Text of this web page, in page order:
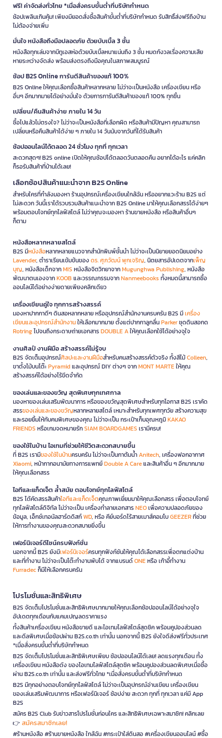
ฟรี! ค่าจัดส่งทั่วไทย *เมื่อสั่งครบขั้นต่ำที่บริษัทกำหนด
ช้อปเพลินเกินคุ้ม! เพียงมียอดสั่งซื้อสินค้าขั้นต่ำที่บริษัทกำหนด รับสิทธิ์ส่งฟรีถึงบ้าน
ไม่ต้องจ่ายเพิ่ม
มั่นใจ หนังสือถึงมือปลอดภัย ด้วยบับเบิ้ล 3 ชั้น
หนังสือทุกเล่มจากบีทูเอสห่อด้วยบับเบิ้ลหนาแน่นถึง 3 ชั้น หมดกังวลเรื่องความเสีย
หายระหว่างจัดส่ง พร้อมส่งตรงถึงมือคุณในสภาพสมบูรณ์
ช้อป B2S Online การันตีสินค้าของแท้ 100%
B2S Online ให้คุณเลือกซื้อสินค้าหลากหลาย ไม่ว่าจะเป็นหนังสือ เครื่องเขียน หรือ
อื่นๆ อีกมากมายได้อย่างมั่นใจ ด้วยการการันตีสินค้าของแท้ 100% ทุกชิ้น
เปลี่ยน/คืนสินค้าง่าย ภายใน 14 วัน
ซื้อไปแล้วไม่ตรงใจ? ไม่ว่าจะเป็นหนังสือที่เลือกผิด หรือสินค้ามีปัญหา คุณสามารถ
เปลี่ยนหรือคืนสินค้าได้ง่าย ๆ ภายใน 14 วันนับจากวันที่ได้รับสินค้า
ช้อปออนไลน์ได้ตลอด 24 ชั่วโมง ทุกที่ ทุกเวลา
สะดวกสุดๆ! B2S online เปิดให้คุณช้อปได้ตลอดวันตลอดคืน อยากได้อะไร แค่คลิก
ก็รอรับสินค้าที่บ้านได้เลย!
เลือกช้อปสินค้าแนะนำจาก B2S Online
สำหรับใครที่กำลังมองหา ร้านอุปกรณ์เครื่องเขียนใกล้ฉัน หรืออยากแวะร้าน B2S แต่
ไม่สะดวก วันนี้เราได้รวบรวมสินค้าแนะนำจาก B2S Online มาให้คุณเลือกสรรได้ง่ายๆ
พร้อมตอบโจทย์ทุกไลฟ์สไตล์ ไม่ว่าคุณจะมองหา ร้านขายหนังสือ หรือสินค้าอื่นๆ
ก็ตาม
หนังสือหลากหลายสไตล์
B2S มีหนังสือหลากหลายแนวจากสำนักพิมพ์ชั้นนำ ไม่ว่าจะเป็นนิยายยอดนิยมอย่าง
Lavender, ตำราเรียนเข้มข้นของดร. ศุภวัฒน์ พุกเจริญ, นิตยสารอัปเดตจากเพ็ญ
บุญ, หนังสือเด็กจากMIS หนังสือจิตวิทยาจากMugunghwa Publishing, หนังสือ
พัฒนาตนเองจากKOOB และวรรณกรรมจากNanmeebooks ทั้งหมดนี้สามารถซื้อ
ออนไลน์ได้อย่างง่ายดายเพียงคลิกเดียว
เครื่องเขียนคู่ใจ ทุกการสร้างสรรค์
มองหาปากกาดีๆ ดินสอหลากหลาย หรืออุปกรณ์สำนักงานครบครัน B2S มีเครื่อง
เขียนและอุปกรณ์สำนักงานให้เลือกมากมาย ตั้งแต่ปากกาลูกลื่นParkerชุดดินสอกด
Rotringไปจนถึงกระดาษถ่ายเอกสารDOUBLE Aให้คุณเลือกใช้ได้อย่างจุใจ
งานศิลป์ งานฝีมือ สร้างสรรค์ไม่รู้จบ
B2S จัดเต็มอุปกรณ์ศิลปะและงานฝีมือสำหรับคนสร้างสรรค์ตัวจริง ทั้งสีไม้Colleen,
ขาตั้งไม้บนโต๊ะPyramidและอุปกรณ์ DIY ต่างๆ จากMONT MARTEให้คุณ
สร้างสรรค์ได้อย่างไร้ขีดจำกัด
ของเล่นและของขวัญ สุดพิเศษทุกเทศกาล
มองหาของเล่นเสริมพัฒนาการ หรือของขวัญสุดพิเศษสำหรับทุกโอกาส B2S เราคัด
สรรของเล่นและของขวัญหลากหลายสไตล์ เหมาะสำหรับทุกเพศทุกวัย สร้างความสุข
และรอยยิ้มให้กับคนพิเศษของคุณ ไม่ว่าจะเป็น กระเป๋าเก็บอุณหภูมิKAKAO
FRIENDS หรือเกมจดหมายรักSIAM BOARDGAMES เรามีครบ!
ของใช้ในบ้าน ไอเทมที่ช่วยให้ชีวิตสะดวกสบายขึ้น
ที่ B2S เรามีของใช้ในบ้านครบครัน ไม่ว่าจะเป็นกาต้มน้ำAnitech, เครื่องฟอกอากาศ
Xiaomi, หน้ากากอนามัยทางการแพทย์Double A Careและสินค้าอื่น ๆ อีกมากมาย
ให้คุณเลือกสรร
ไอทีและแก็ดเจ็ต ล้ำสมัย ตอบโจทย์ทุกไลฟ์สไตล์
B2S ได้คัดสรรสินค้าไอทีและแก็ดเจ็ตคุณภาพเยี่ยมมาให้คุณเลือกสรร เพื่อตอบโจทย์
ทุกไลฟ์สไตล์ดิจิทัล ไม่ว่าจะเป็น เครื่องทำลายเอกสารNEOเพื่อความปลอดภัยของ
ข้อมูล, เอ็กซ์เทอนัลฮาร์ดดิสก์WD, หรือ คีย์บอร์ดไร้สายเมาส์คอมโบGEEZERที่ช่วย
ให้การทำงานของคุณสะดวกสบายยิ่งขึ้น
เฟอร์นิเจอร์ดีไซน์ครบฟังก์ชั่น
นอกจากนี้ B2S ยังมีเฟอร์นิเจอร์ครบทุกฟังก์ชันให้คุณได้เลือกสรรเพื่อตกแต่งบ้าน
และที่ทำงาน ไม่ว่าจะเป็นโต๊ะทำงานพับได้ จากแบรนด์ONEหรือ เก้าอี้ทำงาน
Furradecก็มีให้เลือกครบครัน
โปรโมชั่นและสิทธิพิเศษ
B2S จัดเต็มโปรโมชั่นและสิทธิพิเศษมากมายให้คุณเลือกช้อปออนไลน์ได้อย่างจุใจ
อัปเดตทุกเดือนกับแคมเปญลดราคาแรง
ทั้งสินค้าเครื่องเขียน หนังสือขายดี และไอเทมไลฟ์สไตล์สุดชิค พร้อมคูปองส่วนลด
และดีลพิเศษเมื่อช้อปผ่าน B2S.co.th เท่านั้น นอกจากนี้ B2S ยังใจดีส่งฟรีทั่วประเทศ
*เมื่อสั่งครบขั้นต่ำที่บริษัทกำหนด
B2S จัดเต็มโปรโมชั่นและสิทธิพิเศษเพียบ ช้อปออนไลน์ได้เลย! ลดแรงทุกเดือน ทั้ง
เครื่องเขียน หนังสือดัง ของไอเทมไลฟ์สไตล์สุดชิค พร้อมคูปองส่วนลดพิเศษเมื่อซื้อ
ผ่าน B2S.co.th เท่านั้น และส่งฟรีทั่วไทย *เมื่อสั่งครบขั้นต่ำที่บริษัทกำหนด
B2S มีทุกอย่างตอบโจทย์ทุกไลฟ์สไตล์ ไม่ว่าจะเป็นอุปกรณ์อ่านเขียน เครื่องเขียน
ของเล่นเสริมพัฒนาการ หรือเฟอร์นิเจอร์ ช้อปง่าย สะดวก ทุกที่ ทุกเวลา แค่มี App
B2S
สมัคร B2S Club รับข่าวสารโปรโมชั่นก่อนใคร และสิทธิพิเศษเฉพาะสมาชิก! คลิกเลย
👉 สมัครสมาชิกเลย!
#ร้านหนังสือ #ร้านขายหนังสือ ใกล้ฉัน #กระเป๋าใส่ดินสอ #เครื่องเขียนออนไลน์ #ซื้อ